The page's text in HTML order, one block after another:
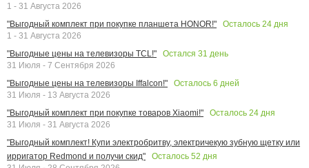
1 - 31 Августа 2026
"Выгодный комплект при покупке планшета HONOR!"
Осталось 24 дня
1 - 31 Августа 2026
"Выгодные цены на телевизоры TCL!"
Остался 31 день
31 Июля - 7 Сентября 2026
"Выгодные цены на телевизоры Iffalcon!"
Осталось 6 дней
31 Июля - 13 Августа 2026
"Выгодный комплект при покупке товаров Xiaomi!"
Осталось 24 дня
31 Июля - 31 Августа 2026
"Выгодный комплект! Купи электробритву, электричекую зубную щетку или
ирригатор Redmond и получи скид"
Осталось 52 дня